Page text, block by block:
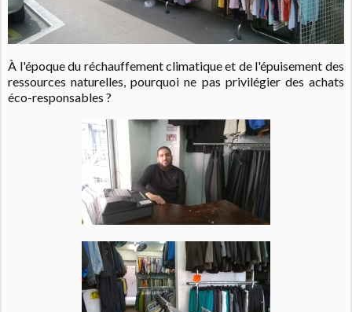
À l'époque du réchauffement climatique et de l'épuisement des
ressources naturelles, pourquoi ne pas privilégier des achats
éco-responsables ?